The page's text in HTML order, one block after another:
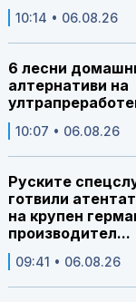
10:14 • 06.08.26
6 лесни
алтернативи на
10:07 • 06.08.26
Руските
готвили
на крупен
производител...
09:41 • 06.08.26